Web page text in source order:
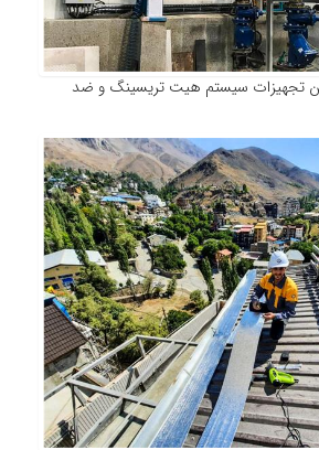
تجهیزات سیستم هیت تریسینگ و ضد